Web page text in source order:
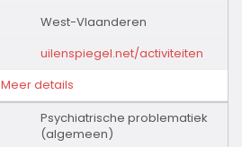
West-Vlaanderen
uilenspiegel.net/activiteiten
Meer details
Psychiatrische problematiek
(algemeen)